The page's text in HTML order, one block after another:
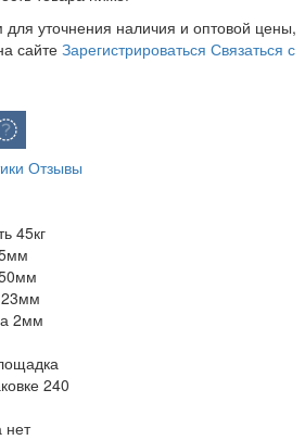
уточнения наличия и оптовой цены,
сайте Зарегистрироваться Связаться с
Отзывы
45кг
23мм
2мм
240
нет